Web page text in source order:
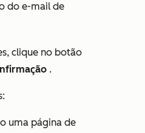
do e-mail de
clique no botão
.
uma página de